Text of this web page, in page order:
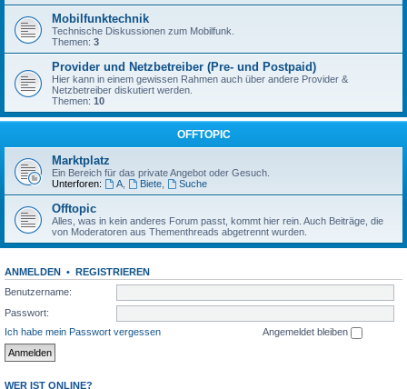
Mobilfunktechnik
Technische Diskussionen zum Mobilfunk.
Themen: 3
Provider und Netzbetreiber (Pre- und Postpaid)
Hier kann in einem gewissen Rahmen auch über andere Provider &
Netzbetreiber diskutiert werden.
Themen: 10
OFFTOPIC
Marktplatz
Ein Bereich für das private Angebot oder Gesuch.
Unterforen:
A, Biete, Suche
Offtopic
Alles, was in kein anderes Forum passt, kommt hier rein. Auch Beiträge, die
von Moderatoren aus Thementhreads abgetrennt wurden.
ANMELDEN • REGISTRIEREN
Benutzername:
Passwort:
Ich habe mein Passwort vergessen
Angemeldet bleiben
WER IST ONLINE?